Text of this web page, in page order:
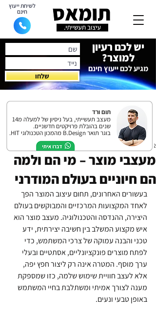
לשיחת ייעוץ
חינם
יש לכם רעיון
למוצר?
מגיע לכם ייעוץ חינם
שלחו
מעצבי מוצר – מי הם ולמה
הם חיוניים בעולם המודרני
12 באוג׳ 2025
בעשורים האחרונים, תחום עיצוב המוצר הפך
לאחד המקצועות המרכזיים והמבוקשים בעולם
היצירה, ההנדסה והטכנולוגיה. מעצב מוצר הוא
איש מקצוע המשלב בין חשיבה יצירתית, ידע
טכני והבנה עמוקה של צרכי המשתמש, כדי
לפתח מוצרים פונקציונליים, אסתטיים ובעלי
ערך מוסף. המטרה אינה רק ליצור חפץ יפה,
אלא לעצב חוויית שימוש שלמה, כזו שמספקת
מענה לצורך אמיתי ומשתלבת בחיי המשתמש
באופן טבעי ונעים.
תום ורד
מעצב תעשייתי, בעל ניסיון של למעלה מ14
שנים בהובלת פרויקטים חדשניים.
בוגר תואר B.Design מהמכון הטכנולוגי HIT.